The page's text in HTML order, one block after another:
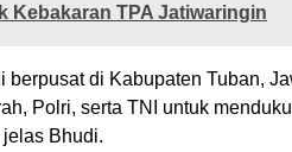
Kebakaran TPA Jatiwaringin
berpusat di Kabupaten Tuban,
Polri, serta TNI untuk
jelas Bhudi.